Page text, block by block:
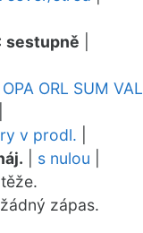
sestupně
OPA ORL SUM VAL
v prodl.
s nulou
zápas.